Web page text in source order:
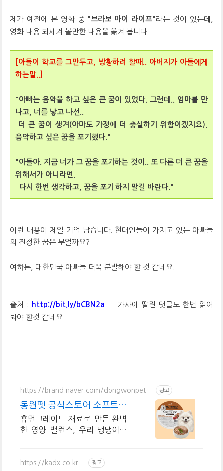
제가 예전에 본 영화 중 "브라보 마이 라이프"라는 것이 있는데,
영화 내용 되세겨 볼만한 내용을 옮겨 봅니다.
[아들이 학교를 그만두고, 방황하려 할때.. 아버지가 아들에게
하는말..]
" 아빠는 음악을 하고 싶은 큰 꿈이 있었다. 그런데.. 엄마를 만
나고, 너를 낳고 나선..
더 큰 꿈이 생겨(아마도 가정에 더 충실하기 위함이겠지요),
음악하고 싶은 꿈을 포기했다. "
" 아들아. 지금 너가 그 꿈을 포기하는 것이.. 또 다른 더 큰 꿈을
위해서가 아니라면,
다시 한번 생각하고, 꿈을 포기 하지 말길 바란다. "
이런 내용이 제일 기억 남습니다. 현대인들이 가지고 있는 아빠들
의 진정한 꿈은 무얼까요?
여하튼, 대한민국 아빠들 더욱 분발해야 할 것 같네요.
출처 : http://bit.ly/bCBN2a
가사에 딸린 댓글도 한번 읽어
봐야 할것 같네요
https://brand.naver.com/dongwonpet 광고
동원펫 공식스토어 소프트뮨
체험팩 특별 이벤트
휴먼그레이드 재료로 만든 완벽
한 영양 밸런스, 우리 댕댕이를
https://kadx.co.kr 광고